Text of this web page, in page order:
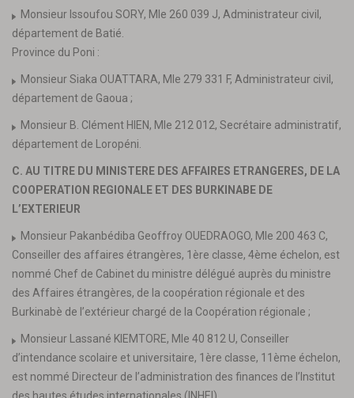
Monsieur Issoufou SORY, Mle 260 039 J, Administrateur civil,
département de Batié.
Province du Poni :
Monsieur Siaka OUATTARA, Mle 279 331 F, Administrateur civil,
département de Gaoua ;
Monsieur B. Clément HIEN, Mle 212 012, Secrétaire administratif,
département de Loropéni.
C. AU TITRE DU MINISTERE DES AFFAIRES ETRANGERES, DE LA
COOPERATION REGIONALE ET DES BURKINABE DE
L’EXTERIEUR
Monsieur Pakanbédiba Geoffroy OUEDRAOGO, Mle 200 463 C,
Conseiller des affaires étrangères, 1ère classe, 4ème échelon, est
nommé Chef de Cabinet du ministre délégué auprès du ministre
des Affaires étrangères, de la coopération régionale et des
Burkinabè de l’extérieur chargé de la Coopération régionale ;
Monsieur Lassané KIEMTORE, Mle 40 812 U, Conseiller
d’intendance scolaire et universitaire, 1ère classe, 11ème échelon,
est nommé Directeur de l’administration des finances de l’Institut